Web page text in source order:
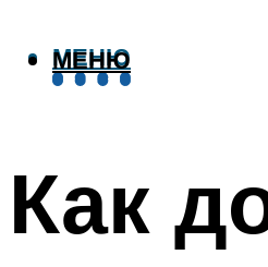
МЕНЮ
МЕНЮ
Как